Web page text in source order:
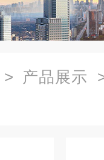
> 产品展示